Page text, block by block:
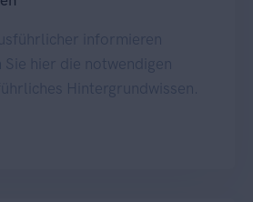
informieren
Sie hier die notwendigen
Hintergrundwissen.